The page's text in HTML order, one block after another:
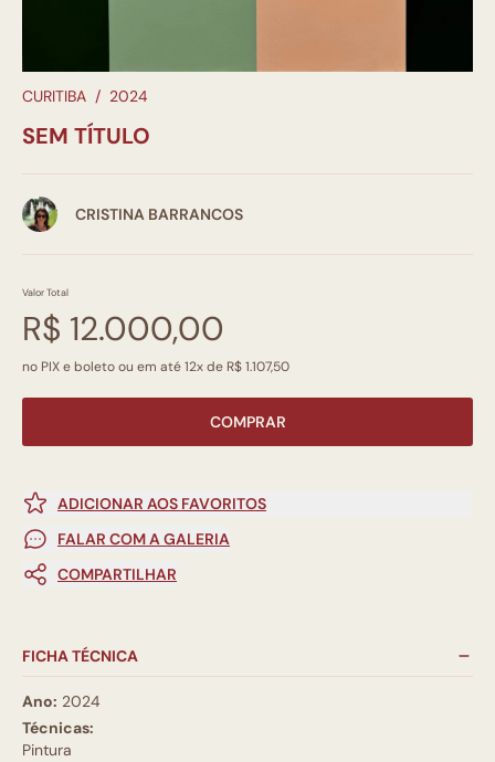
CURITIBA / 2024
SEM TÍTULO
CRISTINA BARRANCOS
Valor Total
R$ 12.000,00
no PIX e boleto ou em até 12x de R$ 1.107,50
COMPRAR
ADICIONAR AOS FAVORITOS
FALAR COM A GALERIA
COMPARTILHAR
FICHA TÉCNICA
Ano: 2024
Técnicas:
Pintura